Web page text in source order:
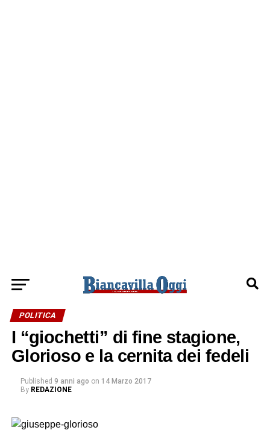
POLITICA
I “giochetti” di fine stagione,
Glorioso e la cernita dei fedeli
Published 9 anni ago on 14 Marzo 2017
By REDAZIONE